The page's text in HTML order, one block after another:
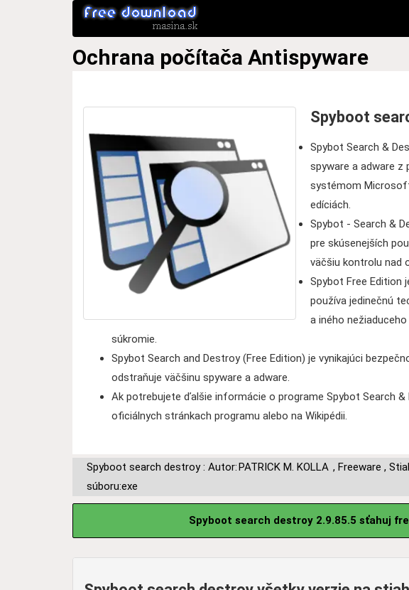
Ochrana počítača Antispyware
Spyboot
Spybot Search &
spyware a adware z
systémom
edíciách.
Spybot - Search &
pre skúsenejších
väčšiu kontrolu nad
Spybot Free Edition
používa jedinečnú
a iného
súkromie.
Spybot Search and Destroy (Free Edition) je vynikajúci
odstraňuje väčšinu spyware a adware.
Ak potrebujete ďalšie informácie o programe Spybot Search
oficiálnych stránkach programu alebo na Wikipédii.
Spyboot search destroy : Autor:PATRICK M. KOLLA , Freeware ,
súboru:exe
Spyboot search destroy 2.9.85.5 sťahuj